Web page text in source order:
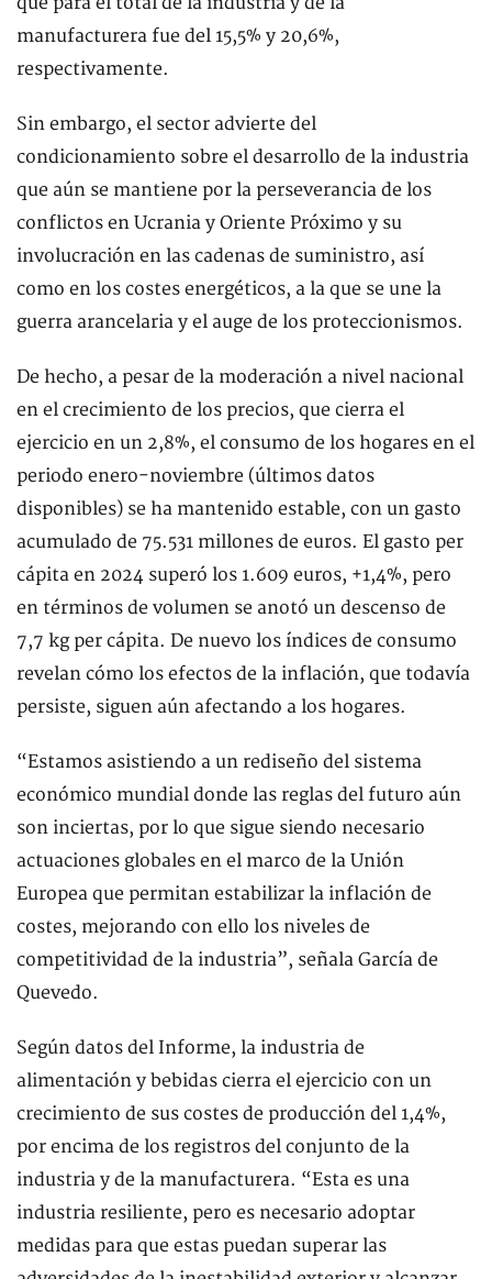
manufacturera fue del 15,5% y 20,6%,
respectivamente.
Sin embargo, el sector advierte del
condicionamiento sobre el desarrollo de la industria
que aún se mantiene por la perseverancia de los
conflictos en Ucrania y Oriente Próximo y su
involucración en las cadenas de suministro, así
como en los costes energéticos, a la que se une la
guerra arancelaria y el auge de los proteccionismos.
De hecho, a pesar de la moderación a nivel nacional
en el crecimiento de los precios, que cierra el
ejercicio en un 2,8%, el consumo de los hogares en el
periodo enero-noviembre (últimos datos
disponibles) se ha mantenido estable, con un gasto
acumulado de 75.531 millones de euros. El gasto per
cápita en 2024 superó los 1.609 euros, +1,4%, pero
en términos de volumen se anotó un descenso de
7,7 kg per cápita. De nuevo los índices de consumo
revelan cómo los efectos de la inflación, que todavía
persiste, siguen aún afectando a los hogares.
“Estamos asistiendo a un rediseño del sistema
económico mundial donde las reglas del futuro aún
son inciertas, por lo que sigue siendo necesario
actuaciones globales en el marco de la Unión
Europea que permitan estabilizar la inflación de
costes, mejorando con ello los niveles de
competitividad de la industria”, señala García de
Quevedo.
Según datos del Informe, la industria de
alimentación y bebidas cierra el ejercicio con un
crecimiento de sus costes de producción del 1,4%,
por encima de los registros del conjunto de la
industria y de la manufacturera. “Esta es una
industria resiliente, pero es necesario adoptar
medidas para que estas puedan superar las